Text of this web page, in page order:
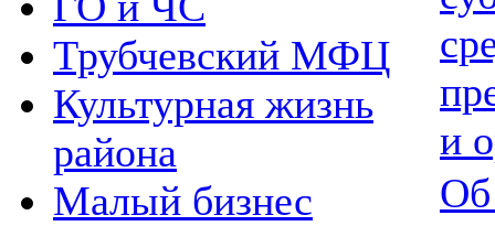
Трубчевский МФЦ
Культурная жизнь
района
Малый бизнес
и
Об